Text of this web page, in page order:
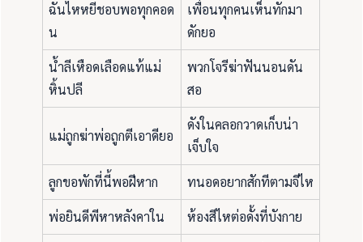
ฉันไหหยีชอบพอทุกคอด
น
เพื่อนทุกคนเห็นทักมา
ดักยอ
น้ำลีเหือดเลือดแท้แม่
หิ้นปลี
พวกโจรีฆ่าฟันนอนดัน
สอ
แม่ถูกฆ่าพ่อถูกตีเอาดียอ
ดังในคลอกวาดเก็บน่า
เจ็บใจ
ลูกขอพักที่นี้พอฝีหาก ทนอดอยากสักทีตามจีไห
พ่อยินดีพีหาหลังคาใน ห้องสีไหต่อดั้งที่บังกาย